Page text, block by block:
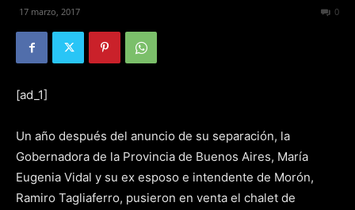
17 marzo, 2017 0
[ad_1]
Un año después del anuncio de su separación, la
Gobernadora de la Provincia de Buenos Aires, María
Eugenia Vidal y su ex esposo e intendente de Morón,
Ramiro Tagliaferro, pusieron en venta el chalet de